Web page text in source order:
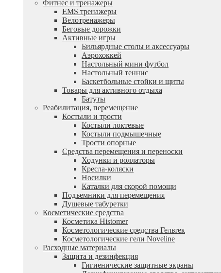
Фитнес и тренажеры
EMS тренажеры
Велотренажеры
Беговые дорожки
Активные игры
Бильярдные столы и аксессуары
Аэрохоккей
Настольный мини футбол
Настольный теннис
Баскетбольные стойки и щиты
Товары для активного отдыха
Батуты
Реабилитация, перемещение
Костыли и трости
Костыли локтевые
Костыли подмышечные
Трости опорные
Средства перемещения и переноски
Ходунки и роллаторы
Кресла-коляски
Носилки
Каталки для скорой помощи
Подъемники для перемещения
Душевые табуретки
Косметические средства
Косметика Histomer
Косметологические средства Гельтек
Косметологические гели Noveline
Расходные материалы
Защита и дезинфекция
Гигиенические защитные экраны